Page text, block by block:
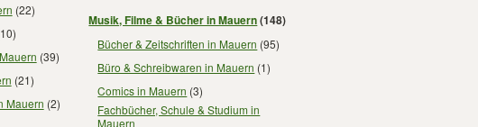
(22)
(39)
(21)
Mauern (2)
Musik, Filme & Bücher in Mauern(148)
Bücher & Zeitschriften in Mauern (95)
Büro & Schreibwaren in Mauern (1)
Comics in Mauern (3)
Fachbücher, Schule & Studium in
Mauern